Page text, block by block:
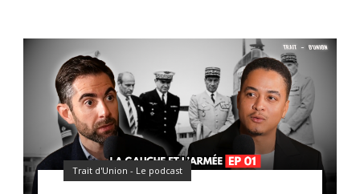
Trait d'Union - Le podcast